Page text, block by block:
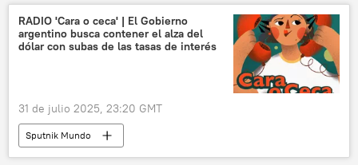
Washington
política
Air Force One
Casa Blanca
RADIO 'Cara o ceca' | El Gobierno
argentino busca contener el alza del
dólar con subas de las tasas de interés
31 de julio 2025, 23:20 GMT
Sputnik Mundo